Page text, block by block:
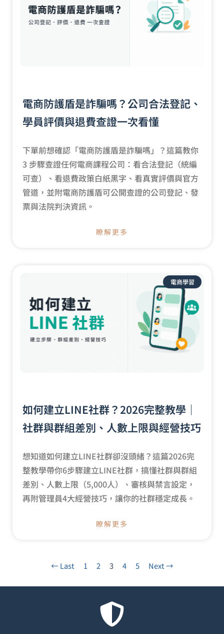
電商防護盾是詐騙嗎？公司合法登記、
學員評價與退費查證一次看懂
下單前想確認「電商防護盾是詐騙嗎」？這篇教你
3 步驟查證任何電商課程公司：看合法登記（統編
可查）、看退費政策白紙黑字、看真實評價與官方
管道，並附電商防護盾可公開查證的公司登記、發
票與法院判決資訊。
瞭解更多
電商學習
如何建立LINE社群？2026完整教學｜
社群與群組差別、人數上限與經營技巧
想知道如何建立LINE社群卻沒頭緒？這篇2026完
整教學帶你6步驟建立LINE社群，搞懂社群與群組
差別、人數上限（5,000人）、審核與禁言設定，
再附管理員4大經營技巧，讓你的社群穩定成長。
瞭解更多
← Last 1 2 3 4 5 Next →